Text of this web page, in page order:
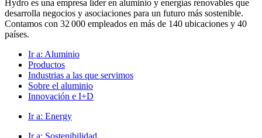
Hydro es una empresa líder en aluminio y energías renovables que
desarrolla negocios y asociaciones para un futuro más sostenible.
Contamos con 32 000 empleados en más de 140 ubicaciones y 40
países.
Ir a: Aluminio
Productos
Industrias a las que servimos
Sobre el aluminio
Innovación e I+D
Ir a: Energy
Ir a: Sostenibilidad